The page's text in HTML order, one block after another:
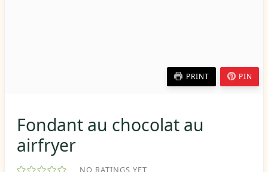
PRINT PIN
Fondant au chocolat au
airfryer
NO RATINGS YET